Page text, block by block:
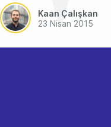
Kaan Çalışkan
23 Nisan 2015